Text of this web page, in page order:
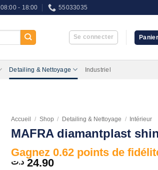
08:00 - 18:00 55033035
Se connecter
Detailing & Nettoyage Industriel
Accueil / Shop / Detailing & Nettoyage / Intérieur
MAFRA diamantplast
Gagnez 0.62 points de
24.90 د.ت